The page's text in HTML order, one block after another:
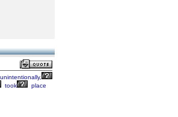
unintentionally,
took
place